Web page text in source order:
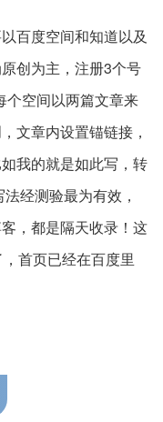
百度空间和知道以及
创为主，注册3个号
个空间以两篇文章来
文章内设置锚链接，
我的就是如此写，转
经测验最为有效，
，都是隔天收录！这
首页已经在百度里